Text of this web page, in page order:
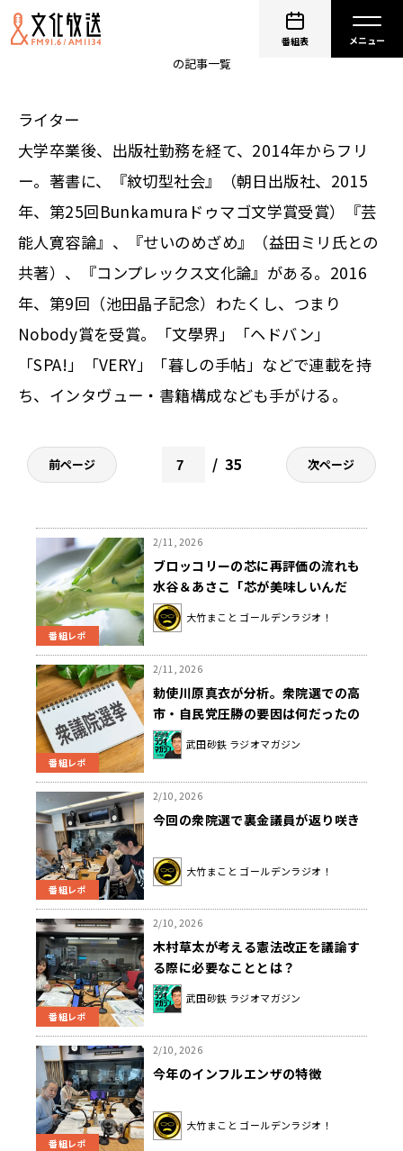
番組表
の記事一覧
ライター
大学卒業後、出版社勤務を経て、2014年からフリ
ー。著書に、『紋切型社会』（朝日出版社、2015
年、第25回Bunkamuraドゥマゴ文学賞受賞）『芸
能人寛容論』、『せいのめざめ』（益田ミリ氏との
共著）、『コンプレックス文化論』がある。2016
年、第9回（池田晶子記念）わたくし、つまり
Nobody賞を受賞。「文學界」「ヘドバン」
「SPA!」「VERY」「暮しの手帖」などで連載を持
ち、インタヴュー・書籍構成なども手がける。
前ページ 35 次ページ
番組レポ
2/11, 2026
ブロッコリーの芯に再評価の流れも
水谷＆あさこ「芯が美味しいんだ
よ」と熱弁
大竹まこと ゴールデンラジオ！
番組レポ
2/11, 2026
勅使川原真衣が分析。衆院選での高
市・自民党圧勝の要因は何だったの
か！？
武田砂鉄 ラジオマガジン
番組レポ
2/10, 2026
今回の衆院選で裏金議員が返り咲き
大竹まこと ゴールデンラジオ！
番組レポ
2/10, 2026
木村草太が考える憲法改正を議論す
る際に必要なこととは？
武田砂鉄 ラジオマガジン
番組レポ
2/10, 2026
今年のインフルエンザの特徴
大竹まこと ゴールデンラジオ！